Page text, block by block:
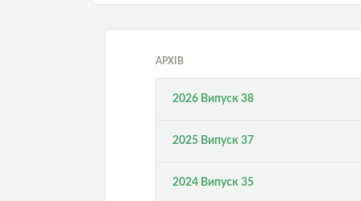
АРХІВ
2026 Випуск 38
2025 Випуск 37
2024 Випуск 35